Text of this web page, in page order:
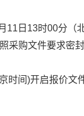
11日13时00分
采购文件要求密
时间)开启报价